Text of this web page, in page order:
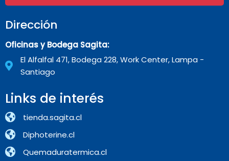
Dirección
Oficinas y Bodega Sagita:
El Alfalfal 471, Bodega 228, Work Center, Lampa -
Santiago
Links de interés
tienda.sagita.cl
Diphoterine.cl
Quemaduratermica.cl